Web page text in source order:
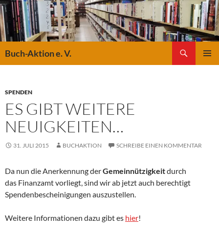
Buch-Aktion e. V.
SPENDEN
ES GIBT WEITERE
NEUIGKEITEN…
31. JULI 2015 BUCHAKTION SCHREIBE EINEN KOMMENTAR
Da nun die Anerkennung derGemeinnützigkeitdurch
das Finanzamt vorliegt, sind wir ab jetzt auch berechtigt
Spendenbescheinigungen auszustellen.
Weitere Informationen dazu gibt es hier!